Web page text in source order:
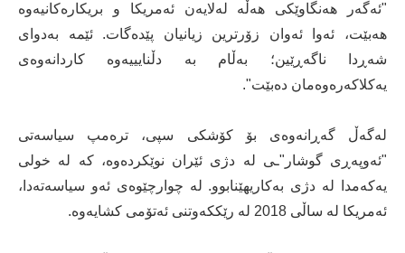
"ئەگەر هەنگاوێکی هەڵە لەلایەن ئەمریکا و بریکارەکانیەوە
هەبێت، ئەوا ئەوان زۆرترین زیانیان پێدەگات. ئێمە بەدوای
شەڕدا ناگەڕێین؛ بەڵام بە دڵنایییەوە کاردانەوەی
یەکلاکەرەوەمان دەبێت".
لەگەڵ گەڕانەوەی بۆ کۆشکی سپی، ترەمپ سیاسەتی
"ئەوپەڕی گوشار"ـی لە دژی ئێران نوێکردەوە، کە لە خولی
یەکەمدا لە دژی بەکاریهێنابوو. لە چوارچێوەی ئەو سیاسەتەدا،
ئەمریکا لە ساڵی 2018 لە رێککەوتنی ئەتۆمی کشایەوە.